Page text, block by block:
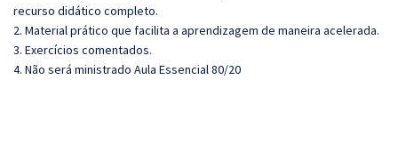
recurso didático completo.
2. Material prático que facilita a aprendizagem de maneira acelerada.
3. Exercícios comentados.
4. Não será ministrado Aula Essencial 80/20